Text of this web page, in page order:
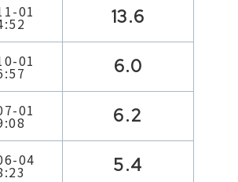
01 13.6
01 6.0
01 6.2
04 5.4